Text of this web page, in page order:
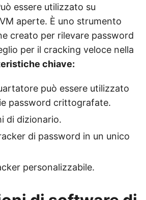
essere utilizzato su
aperte. È uno strumento
creato per rilevare password
per il cracking veloce nella
chiave:
può essere utilizzato
password crittografate.
di dizionario.
di password in un unico
personalizzabile.